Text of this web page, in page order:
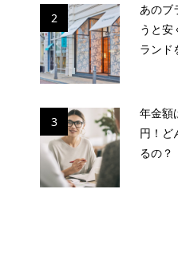
2
あのブ
うと安
ランド
3
年金額
円！ど
るの？